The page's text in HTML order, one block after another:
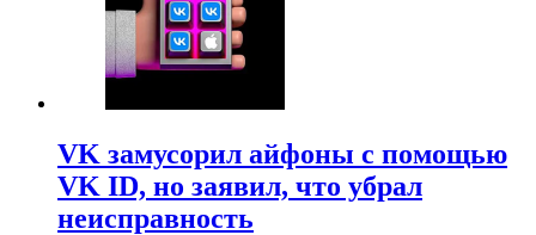
VK замусорил айфоны с помощью
VK ID, но заявил, что убрал
неисправность